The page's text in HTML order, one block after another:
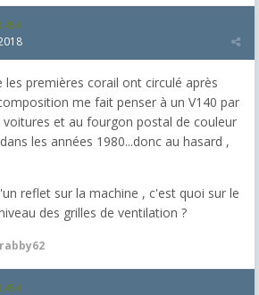
premières corail ont circulé après
me fait penser à un V140 par
et au fourgon postal de couleur
les années 1980...donc au hasard ,
reflet sur la machine , c'est quoi sur le
des grilles de ventilation ?